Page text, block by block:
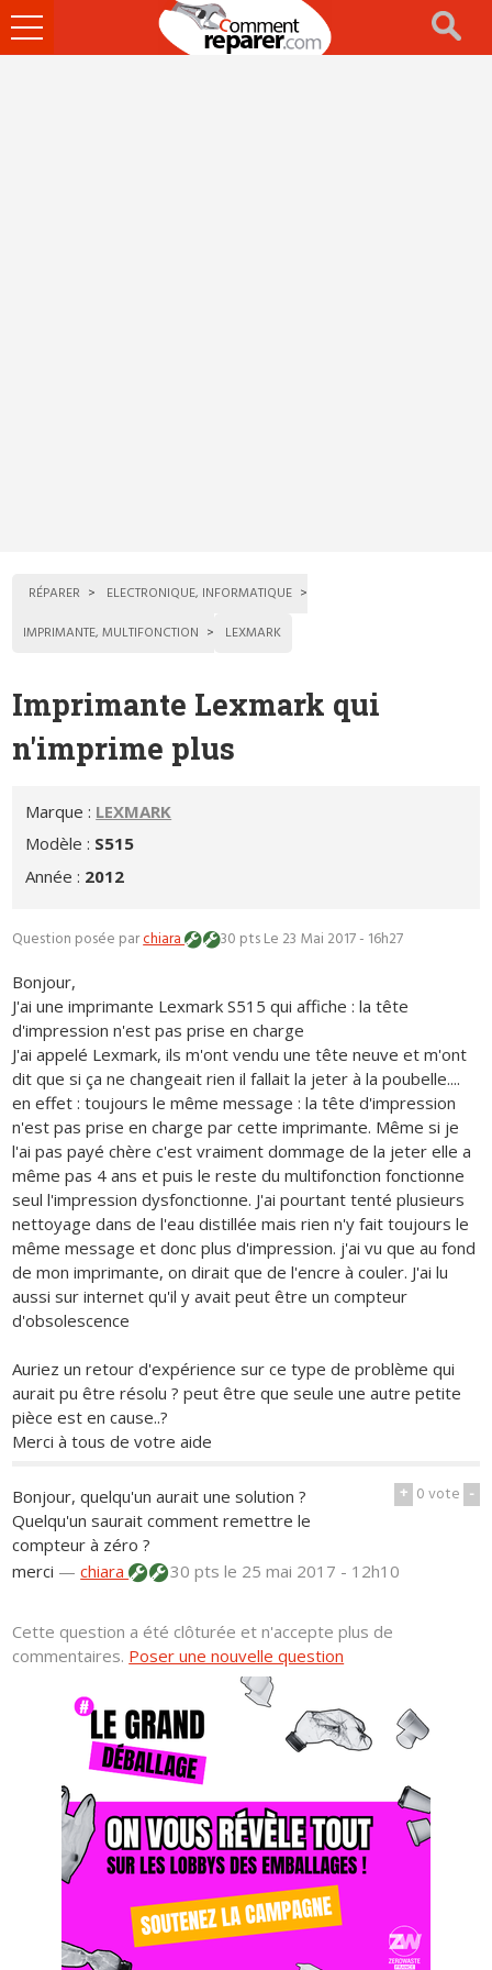
Ouvrir
le
RÉPARER
ELECTRONIQUE, INFORMATIQUE
IMPRIMANTE, MULTIFONCTION
LEXMARK
Imprimante Lexmark qui
n'imprime plus
Marque : LEXMARK
Modèle : S515
Année : 2012
Question posée parchiara 30 ptsLe 23 Mai 2017 - 16h27
Bonjour,
J'ai une imprimante Lexmark S515 qui affiche : la tête
d'impression n'est pas prise en charge
J'ai appelé Lexmark, ils m'ont vendu une tête neuve et m'ont
dit que si ça ne changeait rien il fallait la jeter à la poubelle....
en effet : toujours le même message : la tête d'impression
n'est pas prise en charge par cette imprimante. Même si je
l'ai pas payé chère c'est vraiment dommage de la jeter elle a
même pas 4 ans et puis le reste du multifonction fonctionne
seul l'impression dysfonctionne. J'ai pourtant tenté plusieurs
nettoyage dans de l'eau distillée mais rien n'y fait toujours le
même message et donc plus d'impression. j'ai vu que au fond
de mon imprimante, on dirait que de l'encre à couler. J'ai lu
aussi sur internet qu'il y avait peut être un compteur
d'obsolescence
Auriez un retour d'expérience sur ce type de problème qui
aurait pu être résolu ? peut être que seule une autre petite
pièce est en cause..?
Merci à tous de votre aide
+ 0vote -
Bonjour, quelqu'un aurait une solution ?
Quelqu'un saurait comment remettre le
compteur à zéro ?
merci —chiara 30 ptsle 25 mai 2017 - 12h10
Cette question a été clôturée et n'accepte plus de
commentaires. Poser une nouvelle question